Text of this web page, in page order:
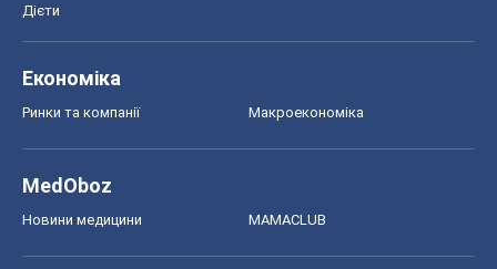
Дієти
Економіка
Ринки та компанії Макроекономіка
MedOboz
Новини медицини MAMACLUB